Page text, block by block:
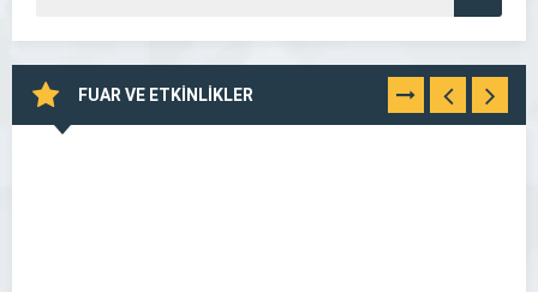
FUAR VE ETKİNLİKLER TÜMÜNÜ
GÖR